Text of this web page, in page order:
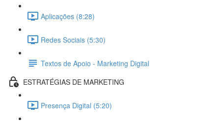
Aplicações (8:28)
Redes Sociais (5:30)
Textos de Apoio - Marketing Digital
ESTRATÉGIAS DE MARKETING
Presença Digital (5:20)